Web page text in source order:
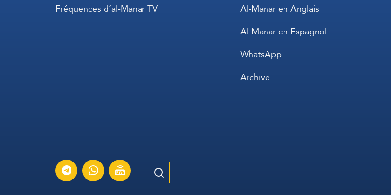
Fréquences d’al-Manar TV
Al-Manar en Anglais
Al-Manar en Espagnol
WhatsApp
Archive